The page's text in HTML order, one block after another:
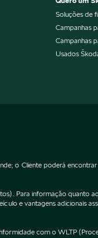
Soluções de
Campanhas
Campanhas
Usados
o Cliente poderá
Para informação quanto
e vantagens adicionais
com o WLTP